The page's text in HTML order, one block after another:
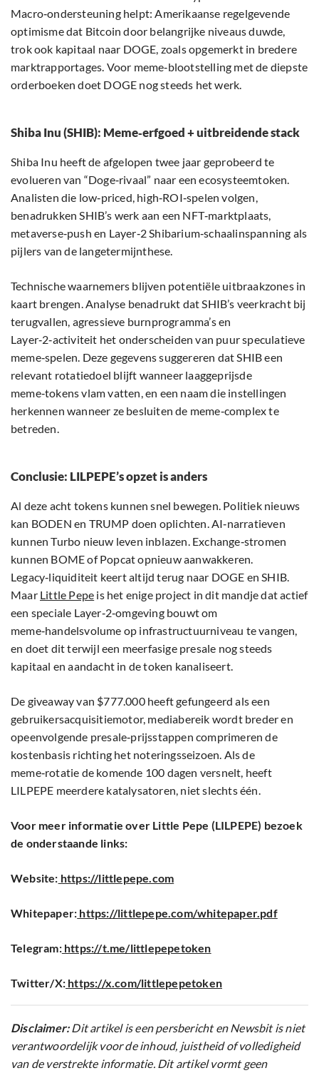
Macro‑ondersteuning helpt: Amerikaanse regelgevende
optimisme dat Bitcoin door belangrijke niveaus duwde,
trok ook kapitaal naar DOGE, zoals opgemerkt in bredere
marktrapportages. Voor meme‑blootstelling met de diepste
orderboeken doet DOGE nog steeds het werk.
Shiba Inu (SHIB): Meme‑erfgoed + uitbreidende stack
Shiba Inu heeft de afgelopen twee jaar geprobeerd te
evolueren van “Doge‑rivaal” naar een ecosysteemtoken.
Analisten die low‑priced, high‑ROI‑spelen volgen,
benadrukken SHIB’s werk aan een NFT‑marktplaats,
metaverse‑push en Layer‑2 Shibarium‑schaalinspanning als
pijlers van de langetermijnthese.
Technische waarnemers blijven potentiële uitbraakzones in
kaart brengen. Analyse benadrukt dat SHIB’s veerkracht bij
terugvallen, agressieve burnprogramma’s en
Layer‑2‑activiteit het onderscheiden van puur speculatieve
meme‑spelen. Deze gegevens suggereren dat SHIB een
relevant rotatiedoel blijft wanneer laaggeprijsde
meme‑tokens vlam vatten, en een naam die instellingen
herkennen wanneer ze besluiten de meme‑complex te
betreden.
Conclusie: LILPEPE’s opzet is anders
Al deze acht tokens kunnen snel bewegen. Politiek nieuws
kan BODEN en TRUMP doen oplichten. AI‑narratieven
kunnen Turbo nieuw leven inblazen. Exchange‑stromen
kunnen BOME of Popcat opnieuw aanwakkeren.
Legacy‑liquiditeit keert altijd terug naar DOGE en SHIB.
Maar Little Pepe is het enige project in dit mandje dat actief
een speciale Layer‑2‑omgeving bouwt om
meme‑handelsvolume op infrastructuurniveau te vangen,
en doet dit terwijl een meerfasige presale nog steeds
kapitaal en aandacht in de token kanaliseert.
De giveaway van $777.000 heeft gefungeerd als een
gebruikersacquisitiemotor, mediabereik wordt breder en
opeenvolgende presale‑prijsstappen comprimeren de
kostenbasis richting het noteringsseizoen. Als de
meme‑rotatie de komende 100 dagen versnelt, heeft
LILPEPE meerdere katalysatoren, niet slechts één.
Voor meer informatie over Little Pepe (LILPEPE) bezoek
de onderstaande links:
Website: https://littlepepe.com
Whitepaper: https://littlepepe.com/whitepaper.pdf
Telegram:https://t.me/littlepepetoken
Twitter/X: https://x.com/littlepepetoken
Disclaimer:Dit artikel is een persbericht en Newsbit is niet
verantwoordelijk voor de inhoud, juistheid of volledigheid
van de verstrekte informatie. Dit artikel vormt geen